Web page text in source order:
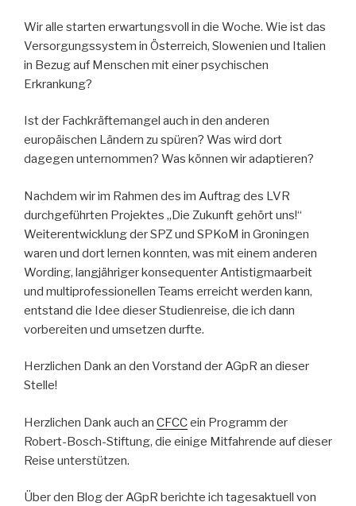
Wir alle starten erwartungsvoll in die Woche. Wie ist das
Versorgungssystem in Österreich, Slowenien und Italien
in Bezug auf Menschen mit einer psychischen
Erkrankung?
Ist der Fachkräftemangel auch in den anderen
europäischen Ländern zu spüren? Was wird dort
dagegen unternommen? Was können wir adaptieren?
Nachdem wir im Rahmen des im Auftrag des LVR
durchgeführten Projektes „Die Zukunft gehört uns!“
Weiterentwicklung der SPZ und SPKoM in Groningen
waren und dort lernen konnten, was mit einem anderen
Wording, langjähriger konsequenter Antistigmaarbeit
und multiprofessionellen Teams erreicht werden kann,
entstand die Idee dieser Studienreise, die ich dann
vorbereiten und umsetzen durfte.
Herzlichen Dank an den Vorstand der AGpR an dieser
Stelle!
Herzlichen Dank auch an CFCCein Programm der
Robert-Bosch-Stiftung, die einige Mitfahrende auf dieser
Reise unterstützen.
Über den Blog der AGpR berichte ich tagesaktuell von